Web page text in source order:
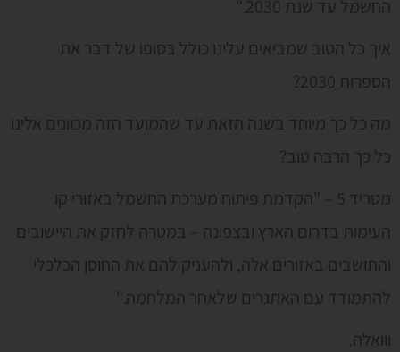
החשמל עד שנת 2030."
איך כל הטוב שמביאים עלינו כולל בסופו של דבר את
הספרות 2030?
מה כל כך מיוחד בשנה הזאת עד שהמועד הזה מכוונים אלינו
כל כך הרבה טוב?
מטריד 5 – "הקדמת פיתוח מערכת החשמל באזורי קו
העימות בדרום הארץ ובצפונה – במטרה לחזק את היישובים
והתושבים באזורים אלה, ולהעניק להם את החוסן הכלכלי
להתמודד עם האתגרים שלאחר המלחמה."
ווואלה.